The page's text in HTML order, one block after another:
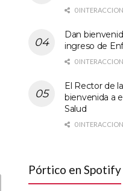
0
Dan
ingreso de
0
El Rector de
bienvenida a
Salud
0
Pórtico en Spotify